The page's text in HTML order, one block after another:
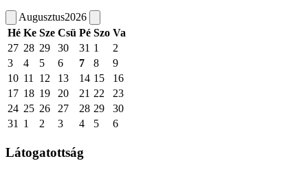
Augusztus2026
Hé Ke Sze Csü Pé Szo Va
27 28 29 30 31 1
2
3
4 5 6 7 8
9
10 11 12 13 14 15
16
17 18 19 20 21 22
23
24 25 26 27 28 29
30
31
1 2 3 4 5 6
Látogatottság